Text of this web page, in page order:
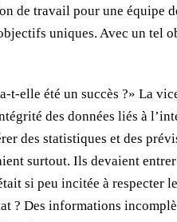
de travail pour une équipe
uniques. Avec un tel
elle été un succès ?» La
des données liés à
des statistiques et des
surtout. Ils devaient
si peu incitée à respecter
? Des informations